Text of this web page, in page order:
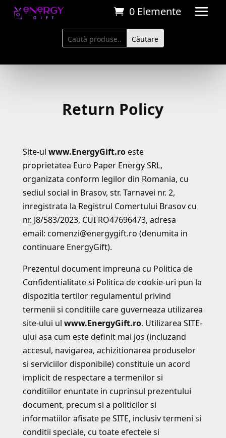
0 Elemente
Return Policy
Site-ul www.EnergyGift.roeste
proprietatea Euro Paper Energy SRL,
organizata conform legilor din Romania, cu
sediul social in Brasov, str. Tarnavei nr. 2,
inregistrata la Registrul Comertului Brasov cu
nr. J8/583/2023, CUI RO47696473, adresa
email: comenzi@energygift.ro (denumita in
continuare EnergyGift).
Prezentul document impreuna cu Politica de
Confidentialitate si Politica de cookie-uri pun la
dispozitia tertilor regulamentul privind
termenii si conditiile care guverneaza utilizarea
site-ului ul www.EnergyGift.ro. Utilizarea SITE-
ului asa cum este definit mai jos (incluzand
accesul, navigarea, achizitionarea produselor
si serviciilor disponibile) constituie un acord
implicit de respectare a termenilor si
conditiilor enuntate in cuprinsul prezentului
document, precum si a politicilor si
informatiilor afisate pe SITE, inclusiv termeni si
conditii speciale, cu toate efectele si